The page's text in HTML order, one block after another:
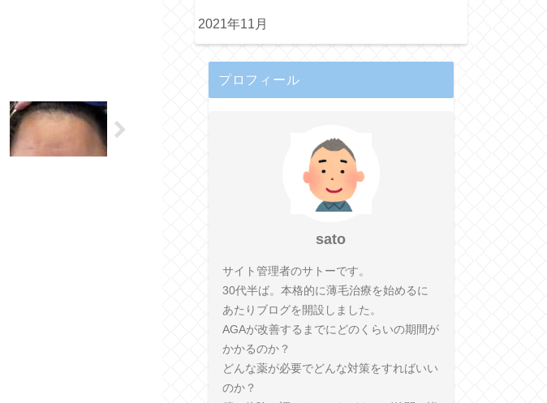
2021年11月
プロフィール
sato
サイト管理者のサトーです。
30代半ば。本格的に薄毛治療を始めるに
あたりブログを開設しました。
AGAが改善するまでにどのくらいの期間が
かかるのか？
どんな薬が必要でどんな対策をすればいい
のか？